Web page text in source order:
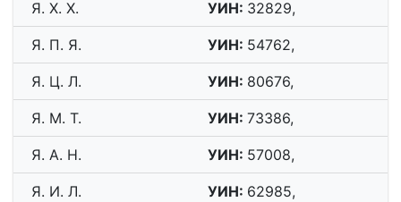
Я. Х. Х. УИН: 32829,
Я. П. Я. УИН: 54762,
Я. Ц. Л. УИН: 80676,
Я. М. Т. УИН: 73386,
Я. А. Н. УИН: 57008,
Я. И. Л. УИН: 62985,